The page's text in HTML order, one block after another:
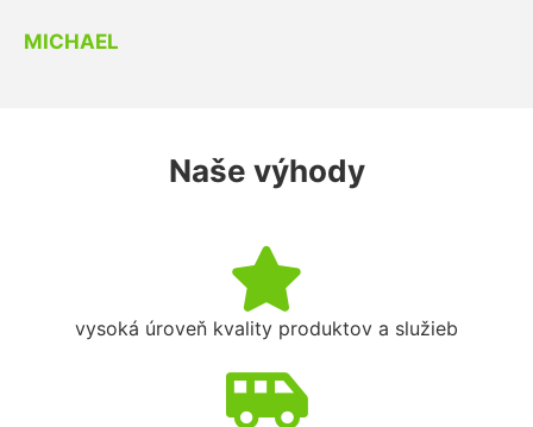
MICHAEL
Naše výhody
vysoká úroveň kvality produktov a služieb